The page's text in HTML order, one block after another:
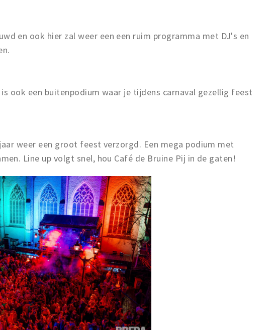
en ook hier zal weer een een ruim programma met DJ's en
ook een buitenpodium waar je tijdens carnaval gezellig feest
weer een groot feest verzorgd. Een mega podium met
Line up volgt snel, hou Café de Bruine Pij in de gaten!